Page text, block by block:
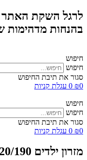
לרגל השקת האתר
בהנחות מדהימות של עד
חיפוש
חיפוש
סגור את תיבת החיפוש
₪0
0 עגלת קניות
חיפוש
חיפוש
סגור את תיבת החיפוש
₪0
0 עגלת קניות
מזרון ילדים 120/190 עובי 15